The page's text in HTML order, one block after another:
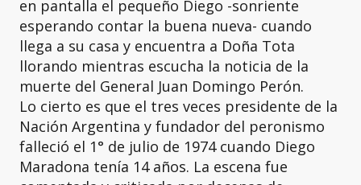
en pantalla el pequeño Diego -sonriente
esperando contar la buena nueva- cuando
llega a su casa y encuentra a Doña Tota
llorando mientras escucha la noticia de la
muerte del General Juan Domingo Perón.
Lo cierto es que el tres veces presidente de la
Nación Argentina y fundador del peronismo
falleció el 1° de julio de 1974 cuando Diego
Maradona tenía 14 años. La escena fue